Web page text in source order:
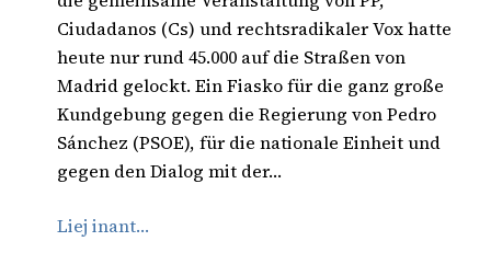
Ciudadanos (Cs) und rechtsradikaler Vox hatte
heute nur rund 45.000 auf die Straßen von
Madrid gelockt. Ein Fiasko für die ganz große
Kundgebung gegen die Regierung von Pedro
Sánchez (PSOE), für die nationale Einheit und
gegen den Dialog mit der…
Liej inant…